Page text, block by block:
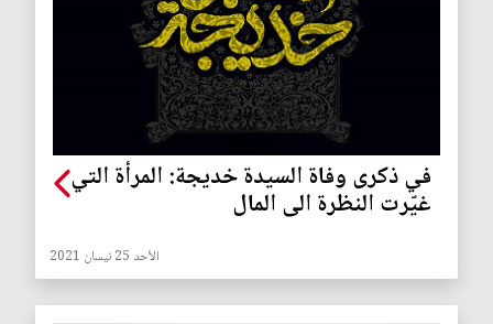
في ذكرى وفاة السيدة خديجة: المرأة التي
غيّرت النظرة الى المال
الأحد 25 نيسان 2021